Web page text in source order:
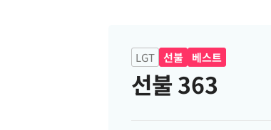
LGT 선불 베스트
선불 363